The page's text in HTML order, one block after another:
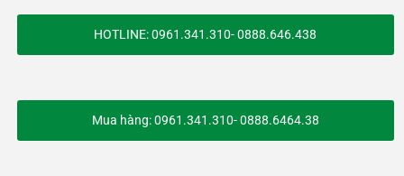
HOTLINE: 0961.341.310- 0888.646.438
Mua hàng: 0961.341.310- 0888.6464.38